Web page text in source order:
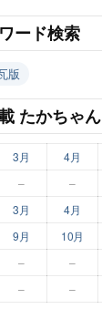
ード検索
版
たかちゃん
3月 4月
– –
3月 4月
9月 10月
– –
– –